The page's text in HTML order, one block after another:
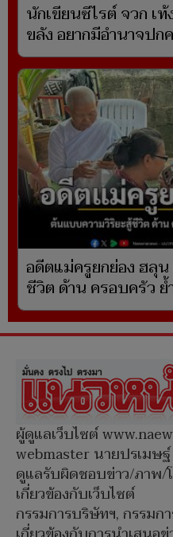
นักเขียนซีไรต์ จวก เ
ขลัง อยากมีอำนาจปก
อดีตแม่ครูยกย่อง ฮลุ
ชีวิต ด้าน ครอบครัว
ผู้ดูแลเว็บไซต์
webmaster นายปรเมษ
ดูแลรับผิดชอบข่าว/ภาพ
เกี่ยวข้องกับเว็บไซต์
กรรมการบริษัทฯ, กรรมก